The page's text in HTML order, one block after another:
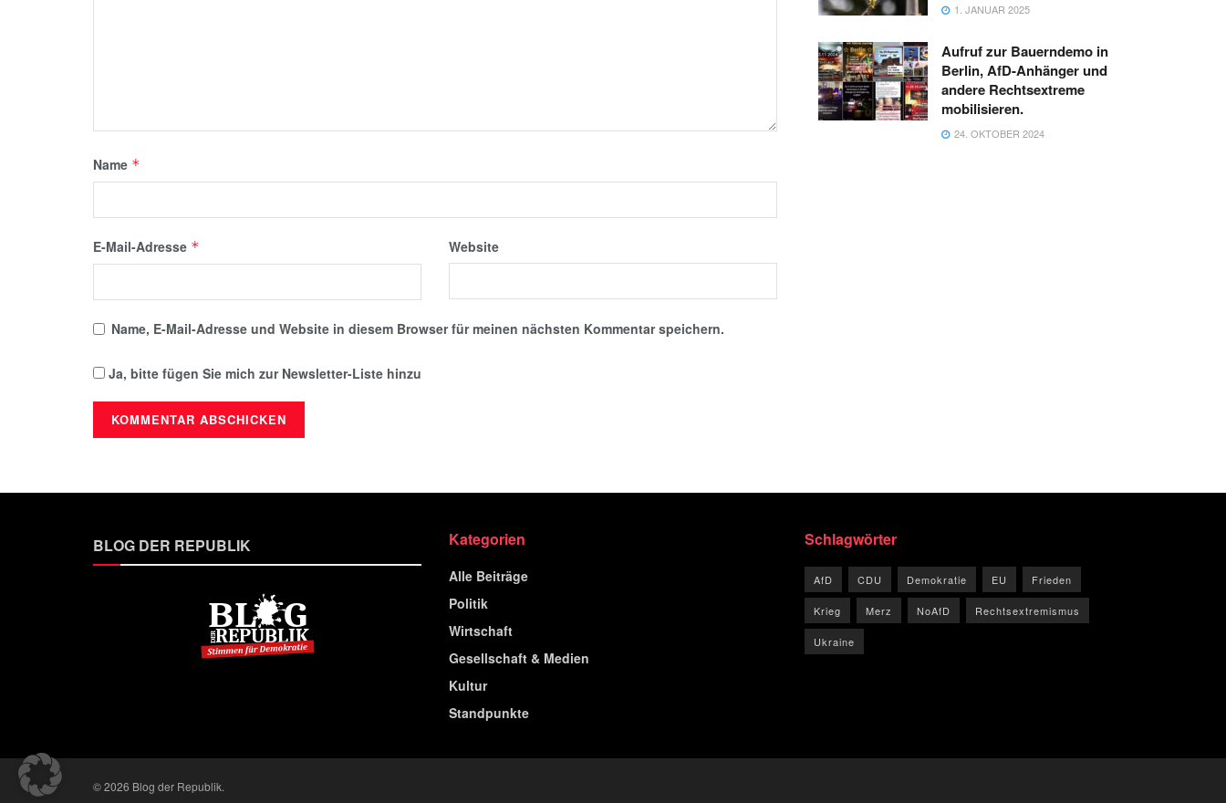
Name *
E-Mail-Adresse * Website
Name, E-Mail-Adresse und Website in diesem Browser für meinen nächsten Kommentar speichern.
Ja, bitte fügen Sie mich zur Newsletter-Liste hinzu
1. JANUAR 2025
Aufruf zur Bauerndemo in
Berlin, AfD-Anhänger und
andere Rechtsextreme
mobilisieren.
24. OKTOBER 2024
BLOG DER REPUBLIK Kategorien
Alle Beiträge
Politik
Wirtschaft
Gesellschaft & Medien
Kultur
Standpunkte
Schlagwörter
AfD CDU Demokratie EU Frieden
Krieg Merz NoAfD Rechtsextremismus
Ukraine
© 2026 Blog der Republik.